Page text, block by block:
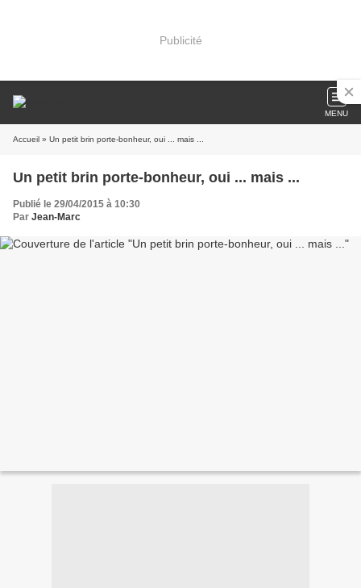
Publicité
MENU
Accueil » Un petit brin porte-bonheur, oui ... mais ...
Un petit brin porte-bonheur, oui ... mais ...
Publié le 29/04/2015 à 10:30
Par Jean-Marc